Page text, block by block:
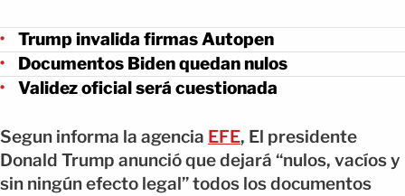
Trump invalida firmas Autopen
Documentos Biden quedan nulos
Validez oficial será cuestionada
Segun informa la agencia EFE, El presidente
Donald Trump anunció que dejará “nulos, vacíos y
sin ningún efecto legal” todos los documentos